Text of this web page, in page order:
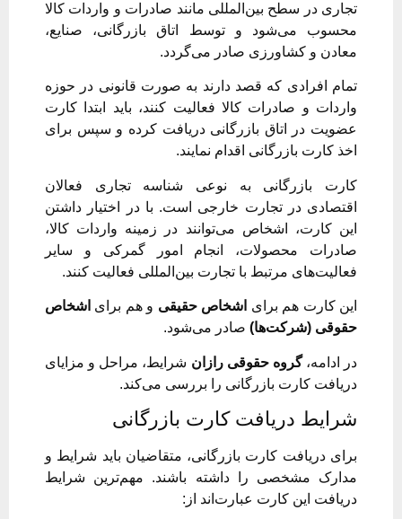
تجاری در سطح بین‌المللی مانند صادرات و واردات کالا
محسوب می‌شود و توسط اتاق بازرگانی، صنایع،
معادن و کشاورزی صادر می‌گردد.
تمام افرادی که قصد دارند به صورت قانونی در حوزه
واردات و صادرات کالا فعالیت کنند، باید ابتدا کارت
عضویت در اتاق بازرگانی دریافت کرده و سپس برای
اخذ کارت بازرگانی اقدام نمایند.
کارت بازرگانی به نوعی شناسه تجاری فعالان
اقتصادی در تجارت خارجی است. با در اختیار داشتن
این کارت، اشخاص می‌توانند در زمینه واردات کالا،
صادرات محصولات، انجام امور گمرکی و سایر
فعالیت‌های مرتبط با تجارت بین‌المللی فعالیت کنند.
این کارت هم برای اشخاص حقیقی و هم برای اشخاص
حقوقی (شرکت‌ها) صادر می‌شود.
در ادامه،گروه حقوقی رازان شرایط، مراحل و مزایای
دریافت کارت بازرگانی را بررسی می‌کند.
شرایط دریافت کارت بازرگانی
برای دریافت کارت بازرگانی، متقاضیان باید شرایط و
مدارک مشخصی را داشته باشند. مهم‌ترین شرایط
دریافت این کارت عبارت‌اند از: